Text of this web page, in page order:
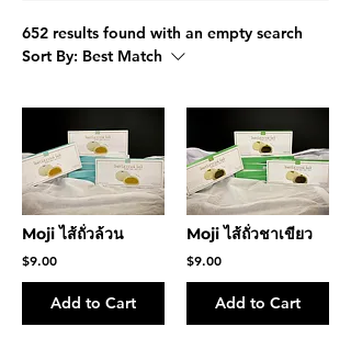
652 results found with an empty search
Sort By: Best Match
Moji ไส้ถั่วล้วน
$9.00
Add to Cart
Moji ไส้ถั่วชาเขียว
$9.00
Add to Cart